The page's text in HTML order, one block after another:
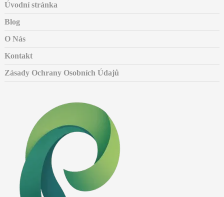
Úvodní stránka
Blog
O Nás
Kontakt
Zásady Ochrany Osobních Údajů